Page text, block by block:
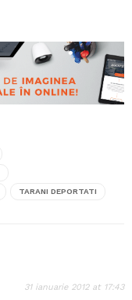
TARANI DEPORTATI
31 ianuarie 2012 at 17:43